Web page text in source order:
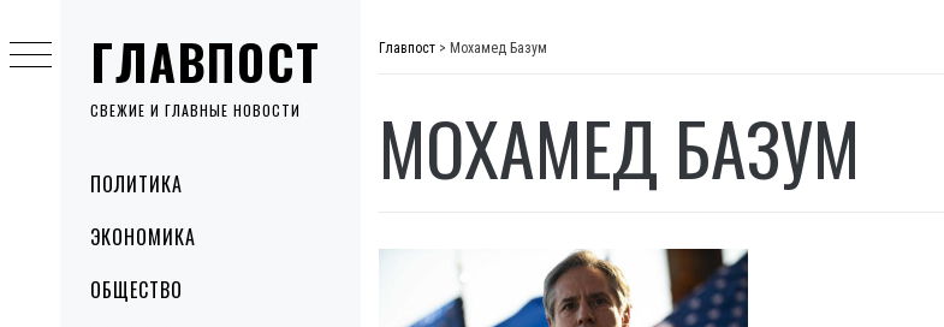
ГЛАВПОСТ
СВЕЖИЕ И ГЛАВНЫЕ НОВОСТИ
MenuПОЛИТИКА
ЭКОНОМИКА
ОБЩЕСТВО
to
content
Главпост > Мохамед Базум
МОХАМЕД БАЗУМ